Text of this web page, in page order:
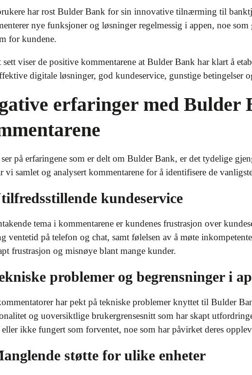
har rost Bulder Bank for sin innovative tilnærming til
nye funksjoner og løsninger regelmessig i appen, noe
for kundene.
sett viser de positive kommentarene at Bulder Bank har klart å
digitale løsninger, god kundeservice, gunstige betingelser
erfaringer med Bulder
på erfaringene som er delt om Bulder Bank, er det tydelige
vi samlet og analysert kommentarene for å identifisere de
kundeservice
tema i kommentarene er kundenes frustrasjon over
ventetid på telefon og chat, samt følelsen av å møte
frustrasjon og misnøye blant mange kunder.
problemer og begrensninger i
har pekt på tekniske problemer knyttet til Bulder
og uoversiktlige brukergrensesnitt som har skapt
eller ikke fungert som forventet, noe som har påvirket deres
støtte for ulike enheter